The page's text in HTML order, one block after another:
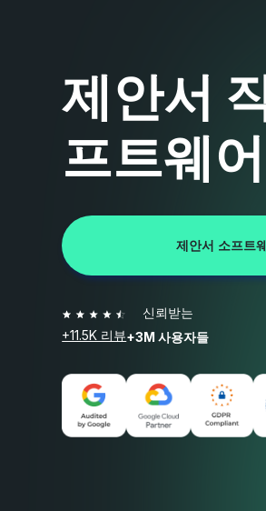
제안서
프트웨어
제안서 소프트
+11.5K 리뷰
신뢰받는
+3M 사용자들